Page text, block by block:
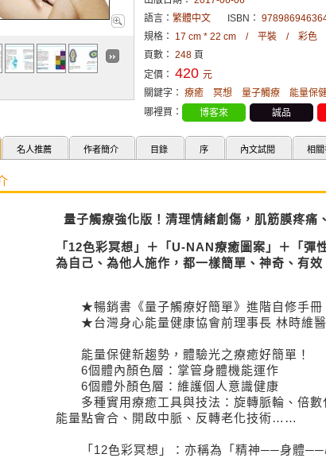
語言： 繁體中文 ISBN：
規格： 17 cm * 22 cm / 平裝 / 彩色
頁數： 248 頁
定價： 420 元
關鍵字： 療癒 冥想 量子觸療
能量保
哪裡買：
博客來 誠品
名人推薦 作者簡介 目錄 序 內文試閱 相關
量子觸療強化版！清理情緒創傷，肌筋膜疼
「12色彩冥想」＋「U-NAN療癒圖案」＋「彈
為自己、為他人施作，都一樣簡單、神奇、有效
★暢銷書《量子觸療好簡單》進階自修手冊
★台灣身心能量健康協會前理事長 林時維醫
能量保健新趨勢，體驗光之療癒好簡單！
6個體內顏色層：掌管身體機能運作
6個體外顏色層：維護個人意識健康
多種實用療癒工具與技法：旋轉脈輪、倍數
能量點會合、開啟中脈、反轉老化技術……
「12色彩冥想」：亦稱為「精神──身體──